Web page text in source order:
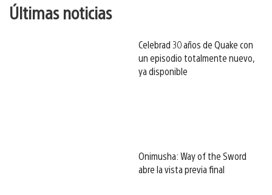
Últimas noticias
Celebrad 30 años de Quake con
un episodio totalmente nuevo,
ya disponible
Onimusha: Way of the Sword
abre la vista previa final